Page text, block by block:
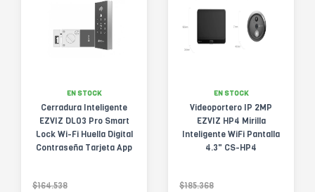
EN STOCK
Cerradura Inteligente
EZVIZ DL03 Pro Smart
Lock Wi-Fi Huella Digital
Contraseña Tarjeta App
$164.538
EN STOCK
Videoportero IP 2MP
EZVIZ HP4 Mirilla
Inteligente WiFi Pantalla
4.3" CS-HP4
$185.368